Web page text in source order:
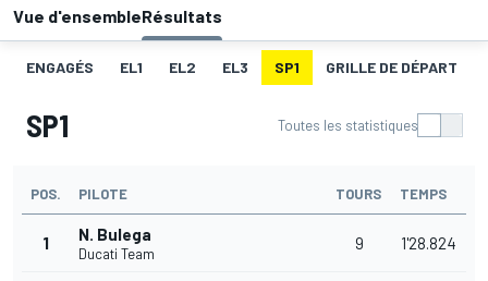
Vue d'ensembleRésultats
ENGAGÉS EL1 EL2 EL3 SP1 GRILLE DE DÉPART
SP1 Toutes les statistiques
POS. PILOTE TOURS TEMPS
1 N. Bulega
Ducati Team
9 1'28.824